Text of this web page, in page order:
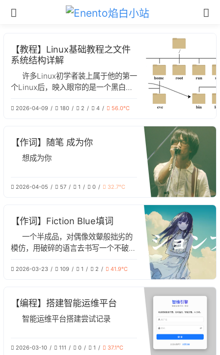
【教程】Linux基础教程之文件
系统结构详解
许多Linux初学者装上属于他的第一
个Linux后，映入眼帘的是一个黑白的
这对于一个初学者来说可能相当费解。
我们将对Linux系统的文件结构进行解
析。
2026-04-09 180 2 4 56.0℃
【作词】随笔 成为你
想成为你
2026-04-05 57 1 0 32.7℃
【作词】Fiction Blue填词
一个半成品，对偶像效颦般拙劣的
模仿，用破碎的语言去书写一个不破碎
2026-03-23 109 1 2 41.9℃
【编程】搭建智能运维平台
智能运维平台搭建尝试记录
2026-03-10 111 0 1 37.1℃